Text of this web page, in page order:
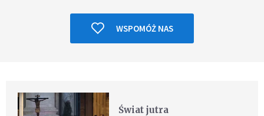
WSPOMÓŻ NAS
Świat jutra